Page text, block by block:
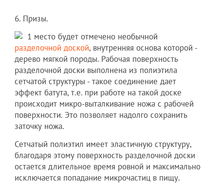
6. Призы.
1 место будет отмечено необычной
разделочной доской, внутренняя основа которой -
дерево мягкой породы. Рабочая поверхность
разделочной доски выполнена из полиэтила
сетчатой структуры - такое соединение дает
эффект батута, т.е. при работе на такой доске
происходит микро-выталкивание ножа с рабочей
поверхности. Это позволяет надолго сохранить
заточку ножа.
Сетчатый полиэтил имеет эластичную структуру,
благодаря этому поверхность разделочной доски
остается длительное время ровной и максимально
исключается попадание микрочастиц в пищу.